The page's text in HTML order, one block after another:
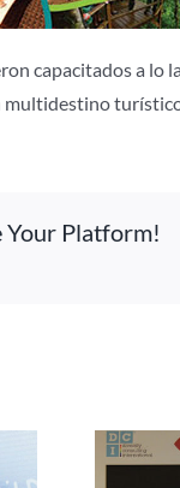
capacitados a
Your Platform!